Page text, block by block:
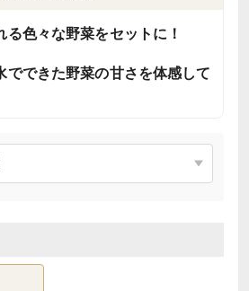
る色々な野菜をセットに！
でできた野菜の甘さを体感して